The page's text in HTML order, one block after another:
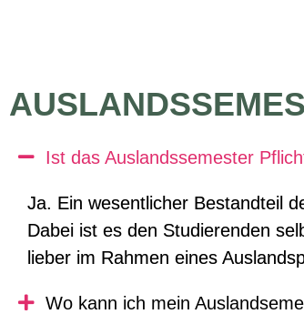
Ist das Auslandssemester
Ja. Ein wesentlicher Bestandteil
Dabei ist es den Studierenden
lieber im Rahmen eines
Wo kann ich mein